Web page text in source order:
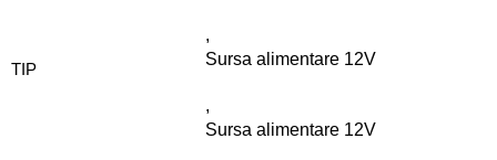
TIP
,
Sursa alimentare 12V
,
Sursa alimentare 12V